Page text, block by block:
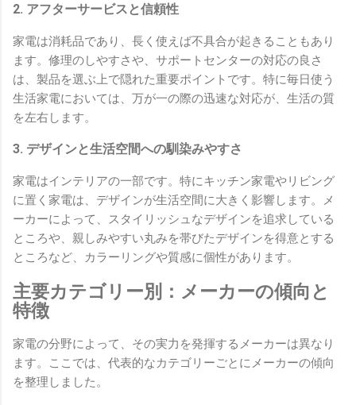
2. アフターサービスと信頼性
家電は消耗品であり、長く使えば不具合が起きることもあり
ます。修理のしやすさや、サポートセンターの対応の良さ
は、製品を選ぶ上で隠れた重要ポイントです。特に毎日使う
生活家電においては、万が一の際の迅速な対応が、生活の質
を左右します。
3. デザインと生活空間への馴染みやすさ
家電はインテリアの一部です。特にキッチン家電やリビング
に置く家電は、デザインが生活空間に大きく影響します。メ
ーカーによって、スタイリッシュなデザインを追求している
ところや、親しみやすい丸みを帯びたデザインを得意とする
ところなど、カラーリングや質感に個性があります。
主要カテゴリー別：メーカーの傾向と
特徴
家電の分野によって、その実力を発揮するメーカーは異なり
ます。ここでは、代表的なカテゴリーごとにメーカーの傾向
を整理しました。